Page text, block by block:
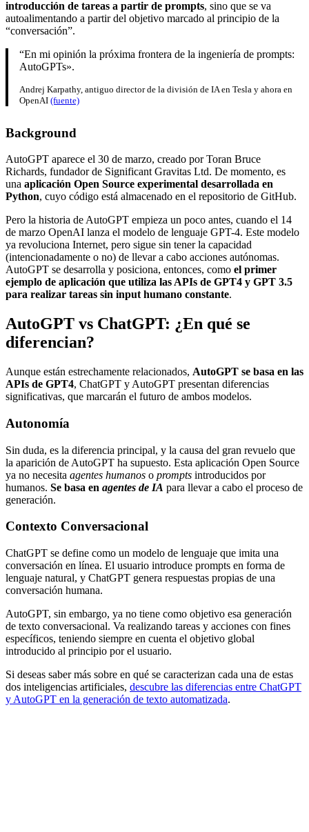
introducción de tareas a partir de prompts, sino que se va
autoalimentando a partir del objetivo marcado al principio de la
“conversación”.
“En mi opinión la próxima frontera de la ingeniería de prompts:
AutoGPTs».
Andrej Karpathy, antiguo director de la división de IA en Tesla y ahora en
OpenAI (fuente)
Background
AutoGPT aparece el 30 de marzo, creado por Toran Bruce
Richards, fundador de Significant Gravitas Ltd. De momento, es
una aplicación Open Source experimental desarrollada en
Python, cuyo código está almacenado en el repositorio de GitHub.
Pero la historia de AutoGPT empieza un poco antes, cuando el 14
de marzo OpenAI lanza el modelo de lenguaje GPT-4. Este modelo
ya revoluciona Internet, pero sigue sin tener la capacidad
(intencionadamente o no) de llevar a cabo acciones autónomas.
AutoGPT se desarrolla y posiciona, entonces, como el primer
ejemplo de aplicación que utiliza las APIs de GPT4 y GPT 3.5
para realizar tareas sin input humano constante.
AutoGPT vs ChatGPT: ¿En qué se
diferencian?
Aunque están estrechamente relacionados, AutoGPT se basa en las
APIs de GPT4, ChatGPT y AutoGPT presentan diferencias
significativas, que marcarán el futuro de ambos modelos.
Autonomía
Sin duda, es la diferencia principal, y la causa del gran revuelo que
la aparición de AutoGPT ha supuesto. Esta aplicación Open Source
ya no necesita agentes humanos o prompts introducidos por
humanos. Se basa en agentes de IA para llevar a cabo el proceso de
generación.
Contexto Conversacional
ChatGPT se define como un modelo de lenguaje que imita una
conversación en línea. El usuario introduce prompts en forma de
lenguaje natural, y ChatGPT genera respuestas propias de una
conversación humana.
AutoGPT, sin embargo, ya no tiene como objetivo esa generación
de texto conversacional. Va realizando tareas y acciones con fines
específicos, teniendo siempre en cuenta el objetivo global
introducido al principio por el usuario.
Si deseas saber más sobre en qué se caracterizan cada una de estas
dos inteligencias artificiales, descubre las diferencias entre ChatGPT
y AutoGPT en la generación de texto automatizada.